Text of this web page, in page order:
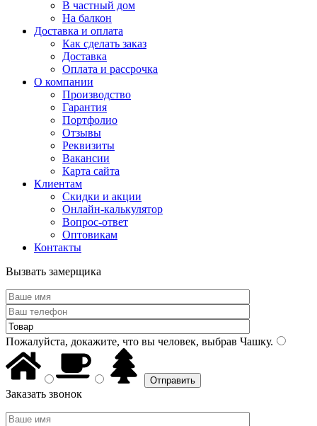
В частный дом
На балкон
Доставка и оплата
Как сделать заказ
Доставка
Оплата и рассрочка
О компании
Производство
Гарантия
Портфолио
Отзывы
Реквизиты
Вакансии
Карта сайта
Клиентам
Скидки и акции
Онлайн-калькулятор
Вопрос-ответ
Оптовикам
Контакты
Вызвать замерщика
Пожалуйста, докажите, что вы человек, выбрав Чашку.
Заказать звонок